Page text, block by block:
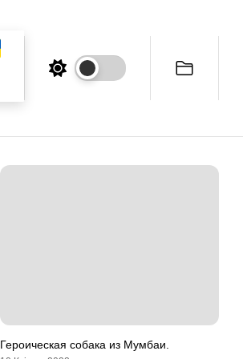
Героическая собака из Мумбаи.